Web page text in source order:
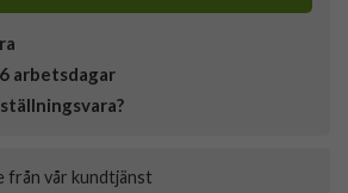
arbetsdagar
från vår kundtjänst